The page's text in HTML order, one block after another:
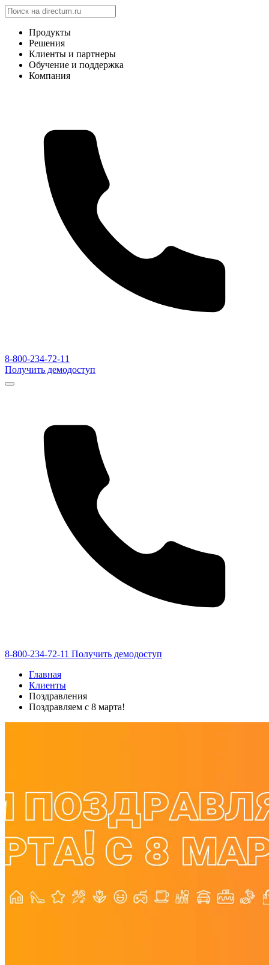
Продукты
Решения
Клиенты и партнеры
Обучение и поддержка
Компания
8-800-234-72-11
Получить демодоступ
8-800-234-72-11 Получить демодоступ
Главная
Клиенты
Поздравления
Поздравляем с 8 марта!